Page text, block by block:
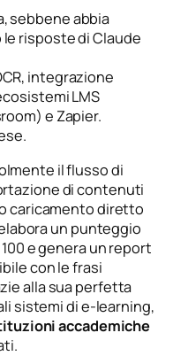
sebbene abbia
risposte di Claude
integrazione
LMS
e Zapier.
il flusso di
di contenuti
caricamento diretto
un punteggio
e genera un report
con le frasi
alla sua perfetta
sistemi di e-learning,
accademiche